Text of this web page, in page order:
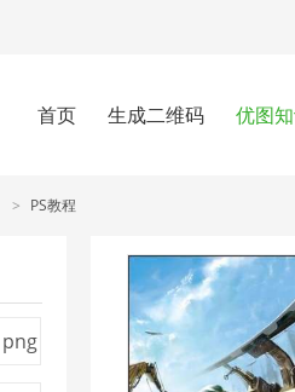
首页 生成二维码 优图
> PS教程
png